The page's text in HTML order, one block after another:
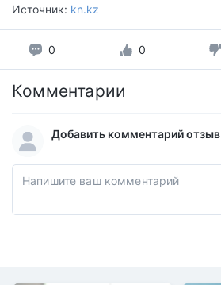
Источник: kn.kz
0 0
Комментарии
Добавить комментарий отзыв